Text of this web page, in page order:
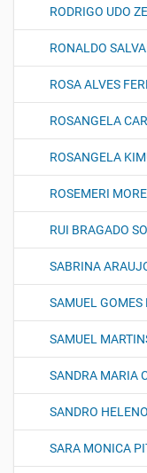
RODRIGO UDO
RONALDO
ROSA ALVES
ROSANGELA
ROSANGELA
ROSEMERI
RUI BRAGADO
SABRINA
SAMUEL GOMES
SAMUEL
SANDRA MARIA
SANDRO
SARA MONICA